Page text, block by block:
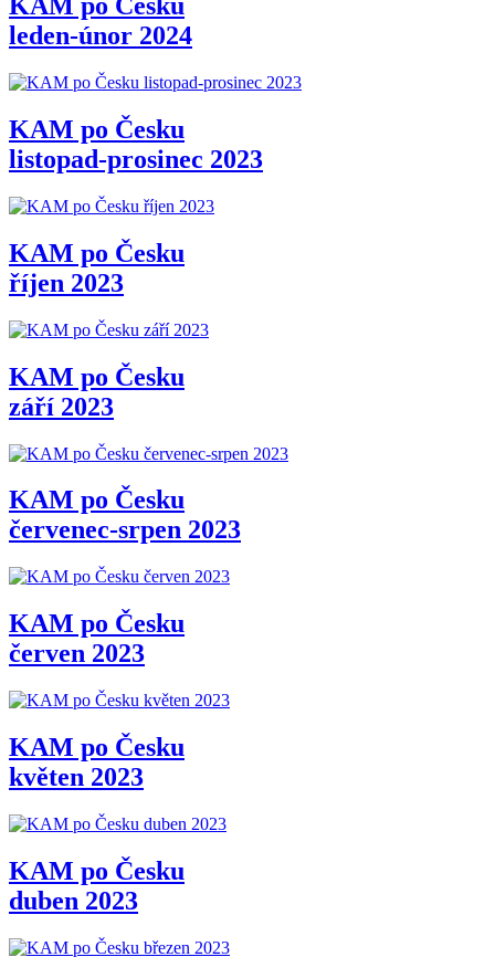
leden-únor 2024
KAM po Česku
listopad-prosinec 2023
KAM po Česku
říjen 2023
KAM po Česku
září 2023
KAM po Česku
červenec-srpen 2023
KAM po Česku
červen 2023
KAM po Česku
květen 2023
KAM po Česku
duben 2023